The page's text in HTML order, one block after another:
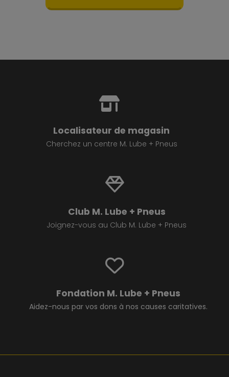
Localisateur de magasin
Cherchez un centre M. Lube + Pneus
Club M. Lube + Pneus
Joignez-vous au Club M. Lube + Pneus
Fondation M. Lube + Pneus
Aidez-nous par vos dons à nos causes caritatives.